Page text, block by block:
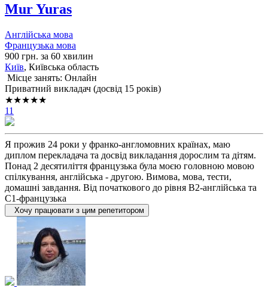
Mur Yuras
Англійська мова
Французька мова
900 грн. за 60 хвилин
Київ, Київська область
Місце занять: Онлайн
Приватний викладач (досвід 15 років)
★★★★★
11
Я прожив 24 роки у франко-англомовних країнах, маю
диплом перекладача та досвід викладання дорослим та дітям.
Понад 2 десятиліття французька була моєю головною мовою
спілкування, англійська - другою. Вимова, мова, тести,
домашні завдання. Від початкового до рівня В2-англійська та
С1-французька
Хочу працювати з цим репетитором